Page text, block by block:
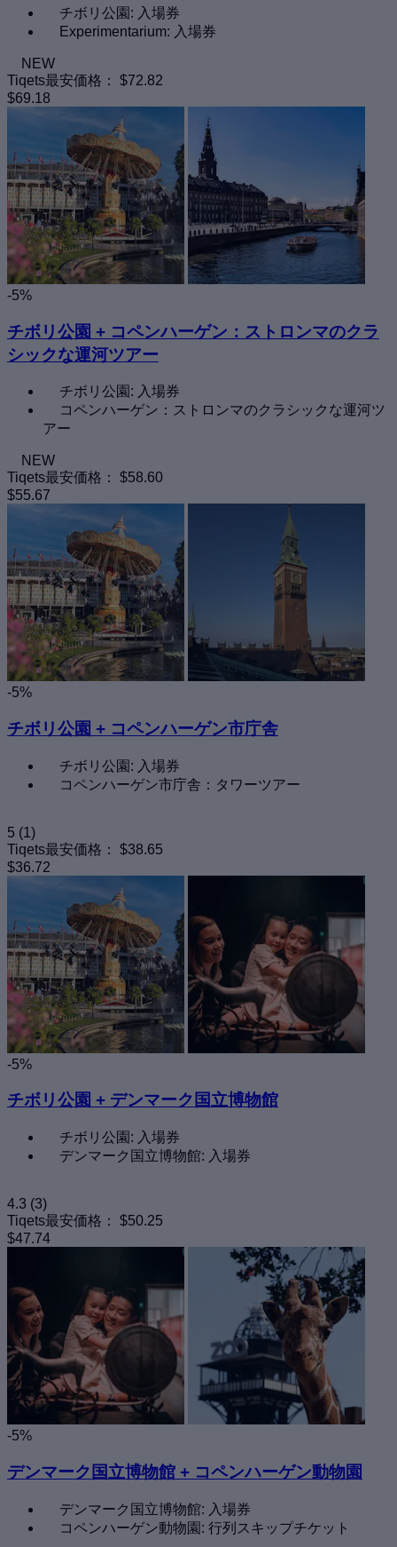
チボリ公園: 入場券
Experimentarium: 入場券
NEW
Tiqets最安価格：
$72.82
$69.18
-5%
チボリ公園 + コペンハーゲン：ストロンマのクラ
シックな運河ツアー
チボリ公園: 入場券
コペンハーゲン：ストロンマのクラシックな運河ツ
アー
NEW
Tiqets最安価格：
$58.60
$55.67
-5%
チボリ公園 + コペンハーゲン市庁舎
チボリ公園: 入場券
コペンハーゲン市庁舎：タワーツアー
5 (1)
Tiqets最安価格：
$38.65
$36.72
-5%
チボリ公園 + デンマーク国立博物館
チボリ公園: 入場券
デンマーク国立博物館: 入場券
4.3 (3)
Tiqets最安価格：
$50.25
$47.74
-5%
デンマーク国立博物館 + コペンハーゲン動物園
デンマーク国立博物館: 入場券
コペンハーゲン動物園: 行列スキップチケット